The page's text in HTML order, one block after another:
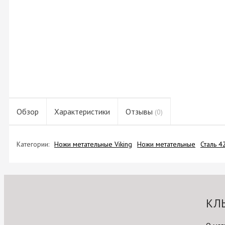
Обзор Характеристики Отзывы (0)
Категории: Ножи метательные Viking Ножи метательные Сталь